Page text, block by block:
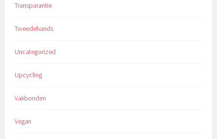
Transparantie
Tweedehands
Uncategorized
Upcycling
Vakbonden
Vegan